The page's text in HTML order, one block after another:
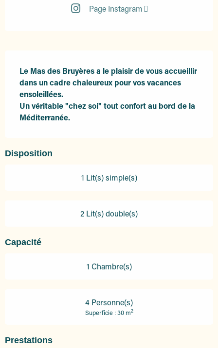
Page Instagram
Le Mas des Bruyères a le plaisir de vous accueillir
dans un cadre chaleureux pour vos vacances
ensoleillées.
Un véritable "chez soi" tout confort au bord de la
Méditerranée.
Disposition
1 Lit(s) simple(s)
2 Lit(s) double(s)
Capacité
1 Chambre(s)
4 Personne(s)
Superficie : 30 m2
Prestations